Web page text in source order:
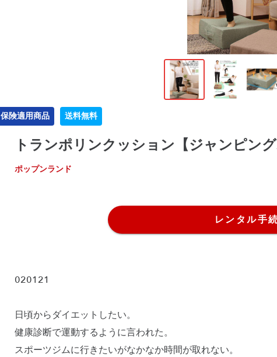
保険適用商品 送料無料
トランポリンクッション【ジャンピング
ポップンランド
レンタル手
020121
日頃からダイエットしたい。
健康診断で運動するように言われた。
スポーツジムに行きたいがなかなか時間が取れない。